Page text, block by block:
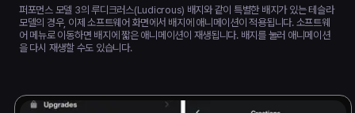
퍼포먼스 모델 3의 루디크러스(Ludicrous) 배지와 같이 특별한 배지가 있는 테슬라
모델의 경우, 이제 소프트웨어 화면에서 배지에 애니메이션이 적용됩니다. 소프트웨
어 메뉴로 이동하면 배지에 짧은 애니메이션이 재생됩니다. 배지를 눌러 애니메이션
을 다시 재생할 수도 있습니다.